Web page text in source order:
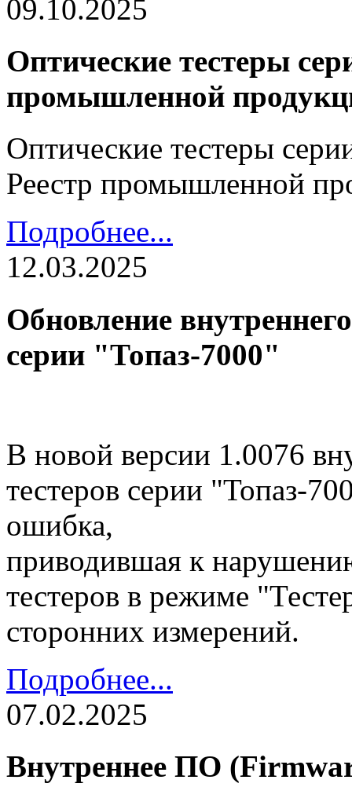
09.10.2025
Оптические тестеры
промышленной
Оптические тестеры
Реестр промышленной
Подробнее...
12.03.2025
Обновление
серии "Топаз-7000"
В новой версии 1.0076
тестеров серии "Топаз-
ошибка,
приводившая к
тестеров в режиме
сторонних измерений.
Подробнее...
07.02.2025
Внутреннее ПО